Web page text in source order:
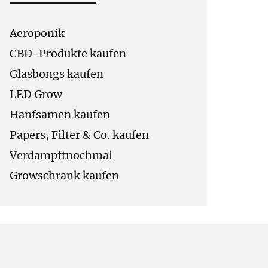
Aeroponik
CBD-Produkte kaufen
Glasbongs kaufen
LED Grow
Hanfsamen kaufen
Papers, Filter & Co. kaufen
Verdampftnochmal
Growschrank kaufen